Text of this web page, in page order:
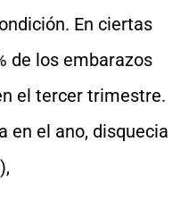
En ciertas
de los embarazos
el tercer trimestre.
en el ano, disquecia